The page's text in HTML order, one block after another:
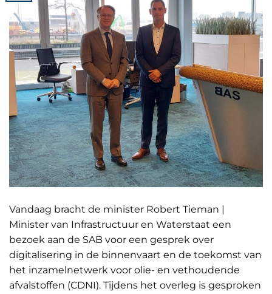
Vandaag bracht de minister Robert Tieman |
Minister van Infrastructuur en Waterstaat een
bezoek aan de SAB voor een gesprek over
digitalisering in de binnenvaart en de toekomst van
het inzamelnetwerk voor olie- en vethoudende
afvalstoffen (CDNI). Tijdens het overleg is gesproken